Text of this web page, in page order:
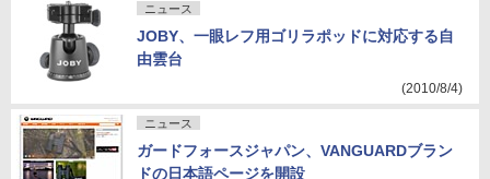
ニュース
JOBY、一眼レフ用ゴリラポッドに対応する自
由雲台
(2010/8/4)
ニュース
ガードフォースジャパン、VANGUARDブラン
ドの日本語ページを開設